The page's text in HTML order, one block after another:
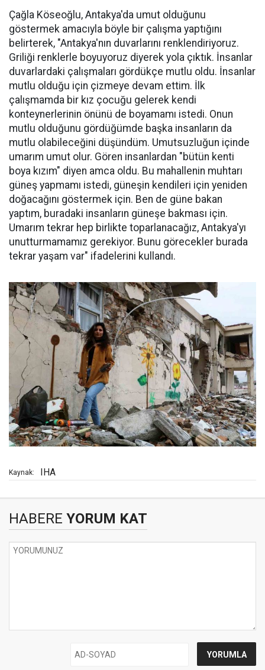
Çağla Köseoğlu, Antakya'da umut olduğunu
göstermek amacıyla böyle bir çalışma yaptığını
belirterek, "Antakya'nın duvarlarını renklendiriyoruz.
Griliği renklerle boyuyoruz diyerek yola çıktık. İnsanlar
duvarlardaki çalışmaları gördükçe mutlu oldu. İnsanlar
mutlu olduğu için çizmeye devam ettim. İlk
çalışmamda bir kız çocuğu gelerek kendi
konteynerlerinin önünü de boyamamı istedi. Onun
mutlu olduğunu gördüğümde başka insanların da
mutlu olabileceğini düşündüm. Umutsuzluğun içinde
umarım umut olur. Gören insanlardan "bütün kenti
boya kızım" diyen amca oldu. Bu mahallenin muhtarı
güneş yapmamı istedi, güneşin kendileri için yeniden
doğacağını göstermek için. Ben de güne bakan
yaptım, buradaki insanların güneşe bakması için.
Umarım tekrar hep birlikte toparlanacağız, Antakya'yı
unutturmamamız gerekiyor. Bunu görecekler burada
tekrar yaşam var" ifadelerini kullandı.
Kaynak: IHA
HABERE YORUM KAT